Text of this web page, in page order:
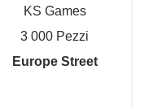
KS Games
3 000 Pezzi
Europe Street